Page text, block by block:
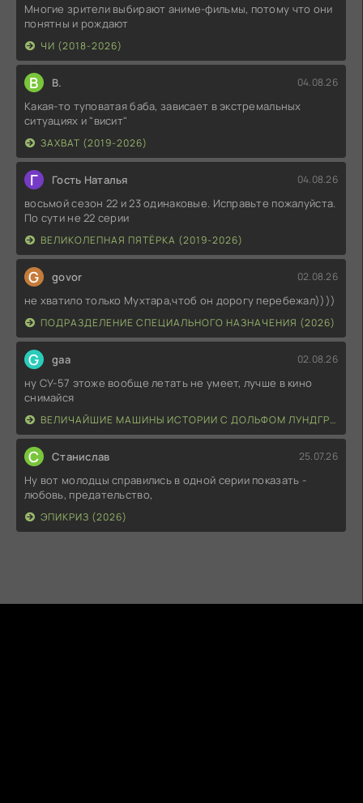
Многие зрители выбирают аниме-фильмы, потому что они
понятны и рождают
ЧИ (2018-2026)
В В. 04.08.26
Какая-то туповатая баба, зависает в экстремальных
ситуациях и "висит"
ЗАХВАТ (2019-2026)
Г Гость Наталья 04.08.26
восьмой сезон 22 и 23 одинаковые. Исправьте пожалуйста.
По сути не 22 серии
ВЕЛИКОЛЕПНАЯ ПЯТЁРКА (2019-2026)
G govor 02.08.26
не хватило только Мухтара,чтоб он дорогу перебежал))))
ПОДРАЗДЕЛЕНИЕ СПЕЦИАЛЬНОГО НАЗНАЧЕНИЯ (2026)
G gaa 02.08.26
ну СУ-57 этоже вообще летать не умеет, лучше в кино
снимайся
ВЕЛИЧАЙШИЕ МАШИНЫ ИСТОРИИ С ДОЛЬФОМ ЛУНДГРЕНОМ (2026)
С Станислав 25.07.26
Ну вот молодцы справились в одной серии показать -
любовь, предательство,
ЭПИКРИЗ (2026)